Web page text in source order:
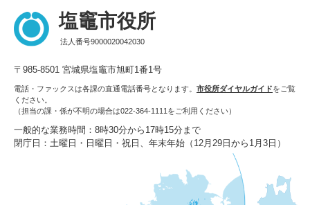
塩竈市役所
法人番号9000020042030
〒985-8501 宮城県塩竈市旭町1番1号
電話・ファックスは各課の直通電話番号となります。 市役所ダイヤルガイドをご覧
ください。
（担当の課・係が不明の場合は022-364-1111をご利用ください）
一般的な業務時間：8時30分から17時15分まで
閉庁日：土曜日・日曜日・祝日、年末年始（12月29日から1月3日）